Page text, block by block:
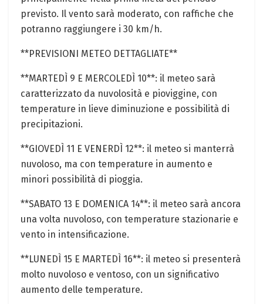
previsto. Il vento sarà moderato, con raffiche che
potranno raggiungere i 30 km/h.
**PREVISIONI METEO DETTAGLIATE**
**MARTEDÌ 9 E MERCOLEDÌ 10**: il meteo sarà
caratterizzato da nuvolosità e pioviggine, con
temperature in lieve diminuzione e possibilità di
precipitazioni.
**GIOVEDÌ 11 E VENERDÌ 12**: il meteo si manterrà
nuvoloso, ma con temperature in aumento e
minori possibilità di pioggia.
**SABATO 13 E DOMENICA 14**: il meteo sarà ancora
una volta nuvoloso, con temperature stazionarie e
vento in intensificazione.
**LUNEDÌ 15 E MARTEDÌ 16**: il meteo si presenterà
molto nuvoloso e ventoso, con un significativo
aumento delle temperature.